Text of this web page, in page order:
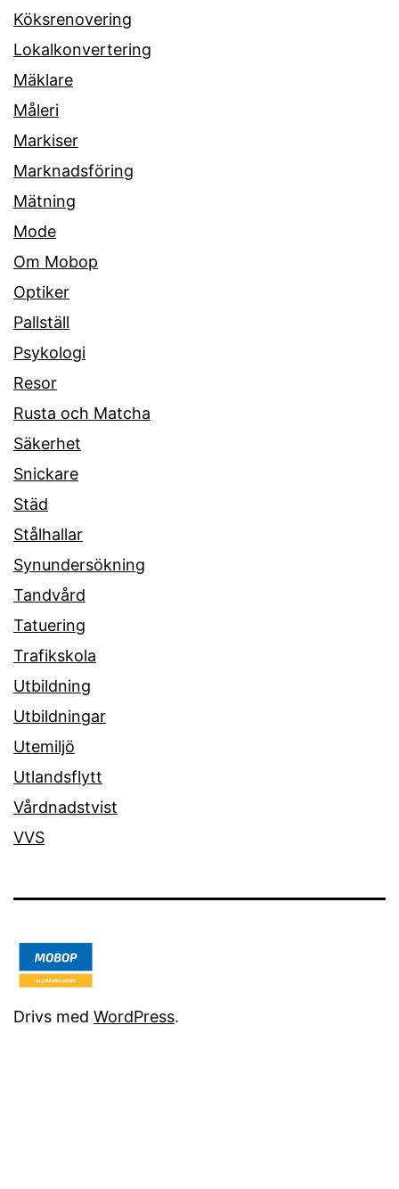
Köksrenovering
Lokalkonvertering
Mäklare
Måleri
Markiser
Marknadsföring
Mätning
Mode
Om Mobop
Optiker
Pallställ
Psykologi
Resor
Rusta och Matcha
Säkerhet
Snickare
Städ
Stålhallar
Synundersökning
Tandvård
Tatuering
Trafikskola
Utbildning
Utbildningar
Utemiljö
Utlandsflytt
Vårdnadstvist
VVS
Drivs med WordPress.